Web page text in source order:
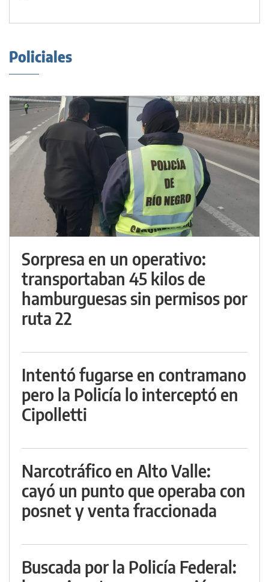
Policiales
Sorpresa en un operativo:
transportaban 45 kilos de
hamburguesas sin permisos por
ruta 22
Intentó fugarse en contramano
pero la Policía lo interceptó en
Cipolletti
Narcotráfico en Alto Valle:
cayó un punto que operaba con
posnet y venta fraccionada
Buscada por la Policía Federal: